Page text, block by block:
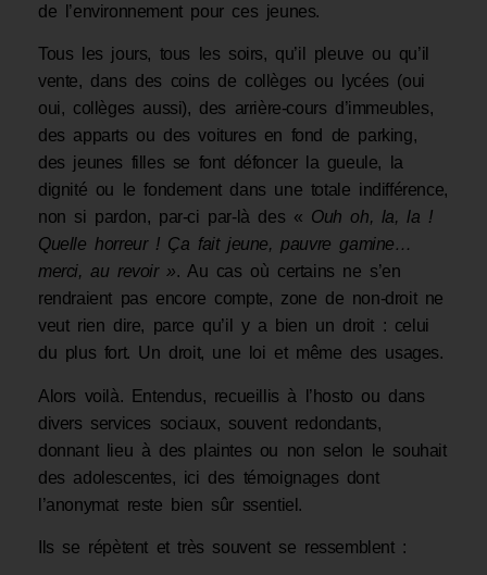
de l’environnement pour ces jeunes.
Tous les jours, tous les soirs, qu’il pleuve ou qu’il
vente, dans des coins de collèges ou lycées (oui
oui, collèges aussi), des arrière-cours d’immeubles,
des apparts ou des voitures en fond de parking,
des jeunes filles se font défoncer la gueule, la
dignité ou le fondement dans une totale indifférence,
non si pardon, par-ci par-là des « Ouh oh, la, la !
Quelle horreur ! Ça fait jeune, pauvre gamine…
merci, au revoir ». Au cas où certains ne s’en
rendraient pas encore compte, zone de non-droit ne
veut rien dire, parce qu’il y a bien un droit : celui
du plus fort. Un droit, une loi et même des usages.
Alors voilà. Entendus, recueillis à l’hosto ou dans
divers services sociaux, souvent redondants,
donnant lieu à des plaintes ou non selon le souhait
des adolescentes, ici des témoignages dont
l’anonymat reste bien sûr ssentiel.
Ils se répètent et très souvent se ressemblent :